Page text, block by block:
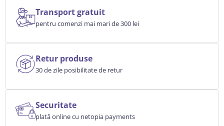
Transport gratuit
pentru comenzi mai mari de 300 lei
Retur produse
30 de zile posibilitate de retur
Securitate
plată online cu netopia payments